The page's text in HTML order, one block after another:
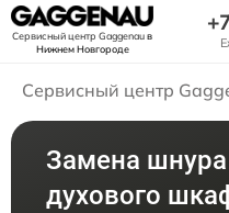
Сервисный центр Gaggenauв
Нижнем Новгороде
Сервисный центр
Замена
духового